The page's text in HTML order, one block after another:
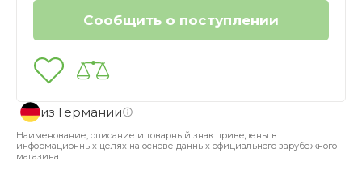
из Германии
Наименование, описание и товарный знак приведены в
информационных целях на основе данных официального зарубежного
магазина.